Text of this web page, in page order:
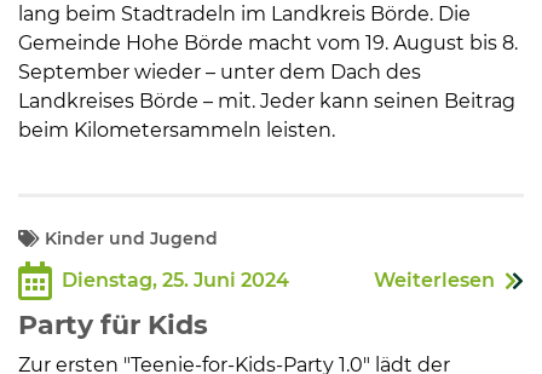
lang beim Stadtradeln im Landkreis Börde. Die
Gemeinde Hohe Börde macht vom 19. August bis 8.
September wieder – unter dem Dach des
Landkreises Börde – mit. Jeder kann seinen Beitrag
beim Kilometersammeln leisten.
Kinder und Jugend
Dienstag, 25. Juni 2024 Weiterlesen
Party für Kids
Zur ersten "Teenie-for-Kids-Party 1.0" lädt der